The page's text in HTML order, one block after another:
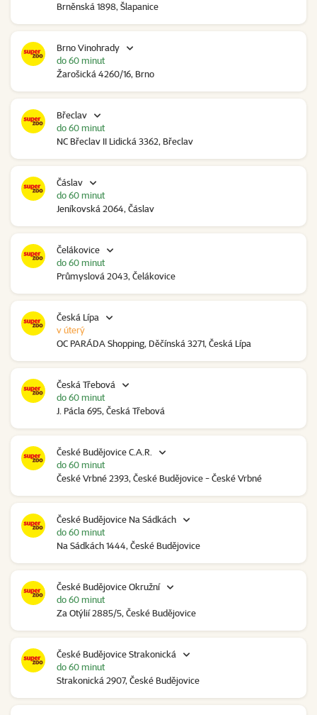
Brněnská 1898, Šlapanice
Brno Vinohrady
Žarošická 4260/16, Brno
do 60 minut
Břeclav
NC Břeclav II Lidická 3362, Břeclav
do 60 minut
Čáslav
Jeníkovská 2064, Čáslav
do 60 minut
Čelákovice
Průmyslová 2043, Čelákovice
do 60 minut
Česká Lípa
OC PARÁDA Shopping, Děčínská 3271, Česká Lípa
v úterý
Česká Třebová
J. Pácla 695, Česká Třebová
do 60 minut
České Budějovice C.A.R.
České Vrbné 2393, České Budějovice - České Vrbné
do 60 minut
České Budějovice Na Sádkách
Na Sádkách 1444, České Budějovice
do 60 minut
České Budějovice Okružní
Za Otýlií 2885/5, České Budějovice
do 60 minut
České Budějovice Strakonická
Strakonická 2907, České Budějovice
do 60 minut